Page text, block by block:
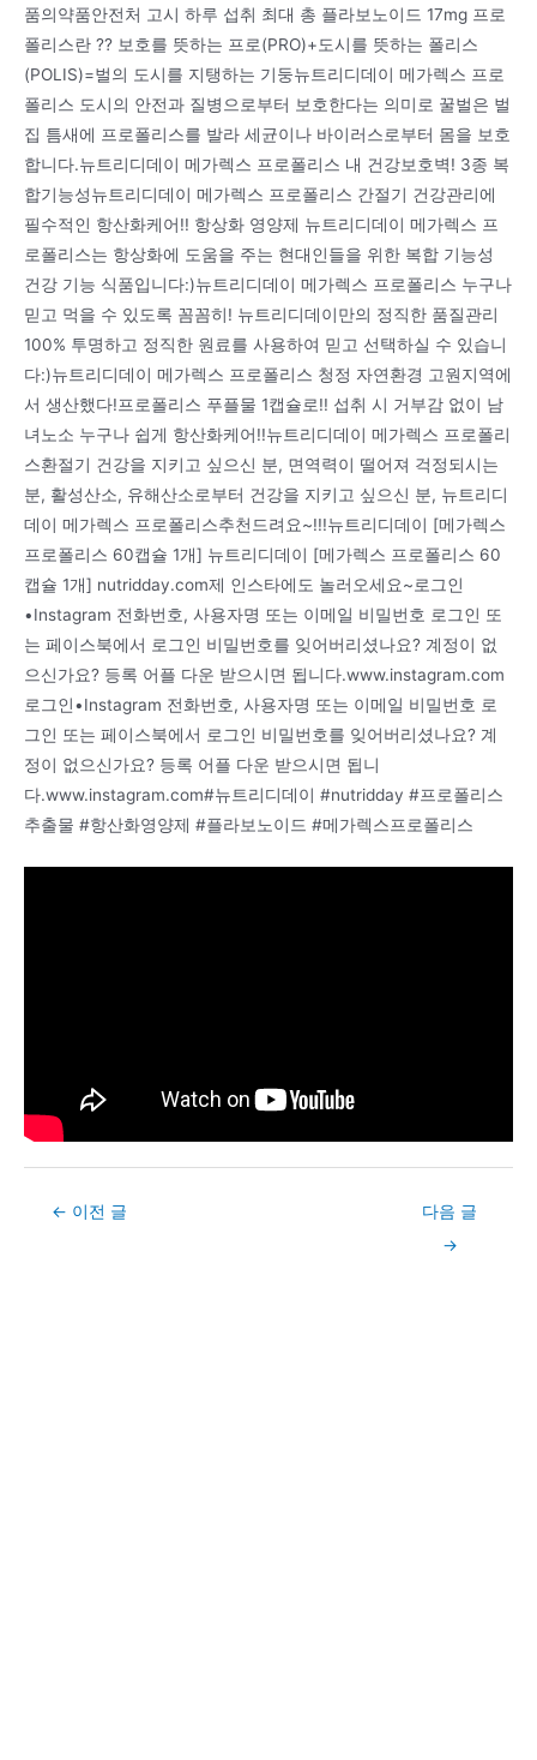
품의약품안전처 고시 하루 섭취 최대 총 플라보노이드 17mg 프로
폴리스란 ?? 보호를 뜻하는 프로(PRO)+도시를 뜻하는 폴리스
(POLIS)=벌의 도시를 지탱하는 기둥뉴트리디데이 메가렉스 프로
폴리스 도시의 안전과 질병으로부터 보호한다는 의미로 꿀벌은 벌
집 틈새에 프로폴리스를 발라 세균이나 바이러스로부터 몸을 보호
합니다.뉴트리디데이 메가렉스 프로폴리스 내 건강보호벽! 3종 복
합기능성뉴트리디데이 메가렉스 프로폴리스 간절기 건강관리에
필수적인 항산화케어!! 항상화 영양제 뉴트리디데이 메가렉스 프
로폴리스는 항상화에 도움을 주는 현대인들을 위한 복합 기능성
건강 기능 식품입니다:)뉴트리디데이 메가렉스 프로폴리스 누구나
믿고 먹을 수 있도록 꼼꼼히! 뉴트리디데이만의 정직한 품질관리
100% 투명하고 정직한 원료를 사용하여 믿고 선택하실 수 있습니
다:)뉴트리디데이 메가렉스 프로폴리스 청정 자연환경 고원지역에
서 생산했다!프로폴리스 푸플물 1캡슐로!! 섭취 시 거부감 없이 남
녀노소 누구나 쉽게 항산화케어!!뉴트리디데이 메가렉스 프로폴리
스환절기 건강을 지키고 싶으신 분, 면역력이 떨어져 걱정되시는
분, 활성산소, 유해산소로부터 건강을 지키고 싶으신 분, 뉴트리디
데이 메가렉스 프로폴리스추천드려요~!!!뉴트리디데이 [메가렉스
프로폴리스 60캡슐 1개] 뉴트리디데이 [메가렉스 프로폴리스 60
캡슐 1개] nutridday.com제 인스타에도 놀러오세요~로그인
•Instagram 전화번호, 사용자명 또는 이메일 비밀번호 로그인 또
는 페이스북에서 로그인 비밀번호를 잊어버리셨나요? 계정이 없
으신가요? 등록 어플 다운 받으시면 됩니다.www.instagram.com
로그인•Instagram 전화번호, 사용자명 또는 이메일 비밀번호 로
그인 또는 페이스북에서 로그인 비밀번호를 잊어버리셨나요? 계
정이 없으신가요? 등록 어플 다운 받으시면 됩니
다.www.instagram.com#뉴트리디데이 #nutridday #프로폴리스
추출물 #항산화영양제 #플라보노이드 #메가렉스프로폴리스
Post← 이전 글
다음 글
→